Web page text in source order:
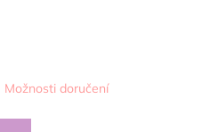
Možnosti doručení